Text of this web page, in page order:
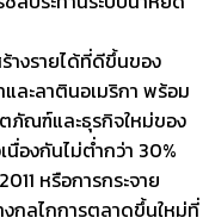
งรายได้ที่ดีขึ้นของ
ละลาตินอเมริกา พร้อม
ภัณฑ์และธุรกิจใหม่ของ
นื่องกันไม่ต่ำกว่า 30%
หรือการกระจาย
กลไกการตลาดขึ้นใหม่ที่